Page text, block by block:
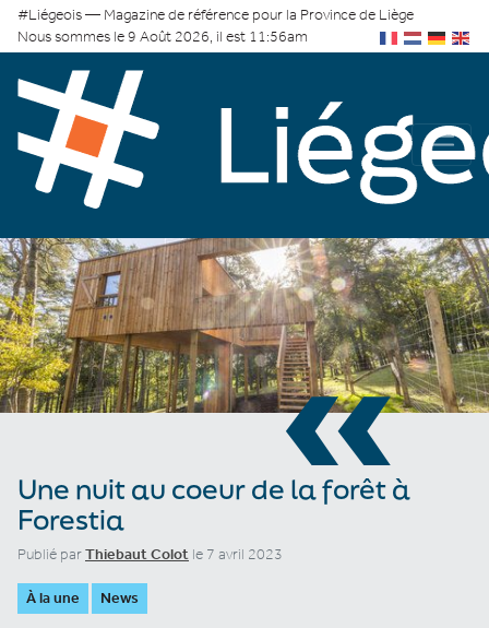
#Liégeois — Magazine de référence pour la Province de Liège
Nous sommes le 9 Août 2026, il est 11:56am
«
Une nuit au coeur de la forêt à
Forestia
Publié parThiebaut Colot le 7 avril 2023
À la une News